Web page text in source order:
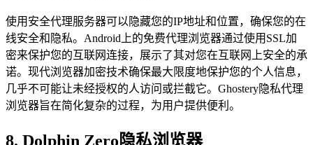
使用安全代理服务器可以隐藏您的IP地址和位置，确保您的在
线安全和隐私。Android上的免费代理浏览器通过使用SSL加
密来保护您的互联网连接，展示了其对您在互联网上安全的承
诺。现代浏览器加密技术确保最大限度地保护您的个人信息，
几乎不可能让未经授权的人访问或拦截它。Ghostery隐私代理
浏览器旨在简化复杂的过程，为用户提供便利。
8. Dolphin Zero隐私浏览器